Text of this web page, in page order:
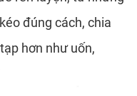
*
đúng cách, chia
hơn như uốn,